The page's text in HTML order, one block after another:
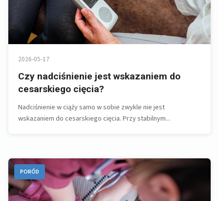
2026-05-17
Czy nadciśnienie jest wskazaniem do
cesarskiego cięcia?
Nadciśnienie w ciąży samo w sobie zwykle nie jest
wskazaniem do cesarskiego cięcia. Przy stabilnym...
PORÓD